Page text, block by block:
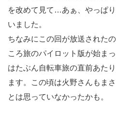
を改めて見て…あぁ、やっぱ
いました。
ちなみにこの回が放送された
ころ旅のパイロット版が始ま
はたぶん自転車旅の直前あた
ます。この頃は火野さんもま
とは思っていなかったかも。